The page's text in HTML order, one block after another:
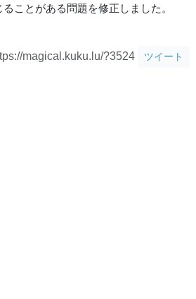
ことがある問題を修正しました。
magical.kuku.lu/?3524 ツイート